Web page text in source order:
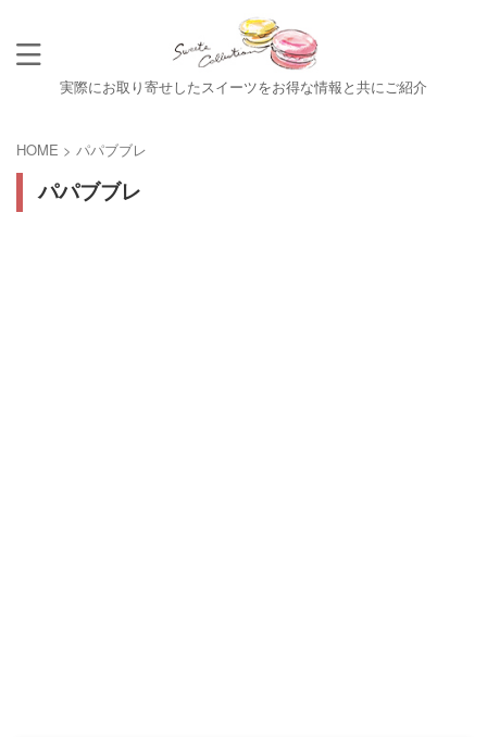
実際にお取り寄せしたスイーツをお得な情報と共にご紹介
HOME > パパブブレ
パパブブレ